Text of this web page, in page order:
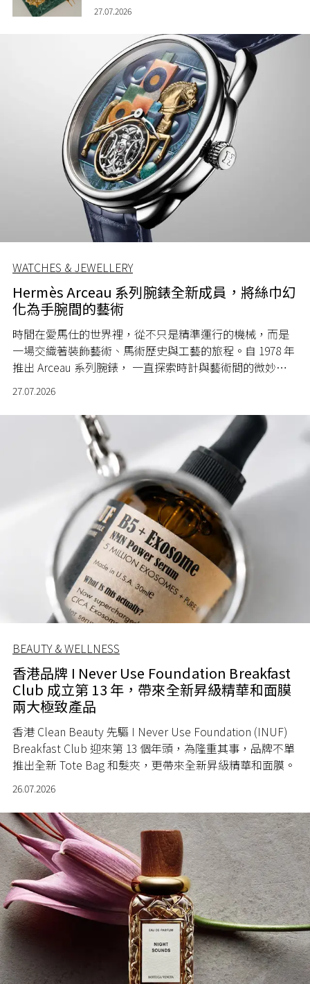
27.07.2026
WATCHES & JEWELLERY
Hermès Arceau 系列腕錶全新成員，將絲巾幻
化為手腕間的藝術
時間在愛馬仕的世界裡，從不只是精準運行的機械，而是
一場交織著裝飾藝術、馬術歷史與工藝的旅程。自 1978 年
推出 Arceau 系列腕錶， 一直探索時計與藝術間的微妙關
27.07.2026
BEAUTY & WELLNESS
香港品牌 I Never Use Foundation Breakfast
Club 成立第 13 年，帶來全新昇級精華和面膜
兩大極致產品
香港 Clean Beauty 先驅 I Never Use Foundation (INUF)
Breakfast Club 迎來第 13 個年頭，為隆重其事，品牌不單
推出全新 Tote Bag 和髮夾，更帶來全新昇級精華和面膜。
26.07.2026